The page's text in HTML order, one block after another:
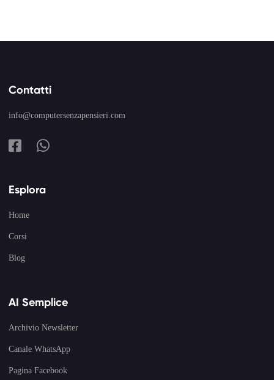
Contatti
info@computersenzapensieri.com
Esplora
Home
Corsi
Blog
AI Semplice
Archivio Newsletter
Canale WhatsApp
Pagina Facebook